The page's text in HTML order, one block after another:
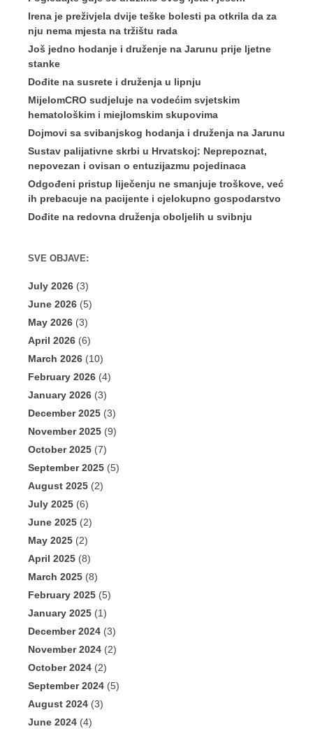
Irena je preživjela dvije teške bolesti pa otkrila da za
nju nema mjesta na tržištu rada
Još jedno hodanje i druženje na Jarunu prije ljetne
stanke
Dođite na susrete i druženja u lipnju
MijelomCRO sudjeluje na vodećim svjetskim
hematološkim i miejlomskim skupovima
Dojmovi sa svibanjskog hodanja i druženja na Jarunu
Sustav palijativne skrbi u Hrvatskoj: Neprepoznat,
nepovezan i ovisan o entuzijazmu pojedinaca
Odgođeni pristup liječenju ne smanjuje troškove, već
ih prebacuje na pacijente i cjelokupno gospodarstvo
Dođite na redovna druženja oboljelih u svibnju
SVE OBJAVE:
July 2026 (3)
June 2026 (5)
May 2026 (3)
April 2026 (6)
March 2026 (10)
February 2026 (4)
January 2026 (3)
December 2025 (3)
November 2025 (9)
October 2025 (7)
September 2025 (5)
August 2025 (2)
July 2025 (6)
June 2025 (2)
May 2025 (2)
April 2025 (8)
March 2025 (8)
February 2025 (5)
January 2025 (1)
December 2024 (3)
November 2024 (2)
October 2024 (2)
September 2024 (5)
August 2024 (3)
June 2024 (4)